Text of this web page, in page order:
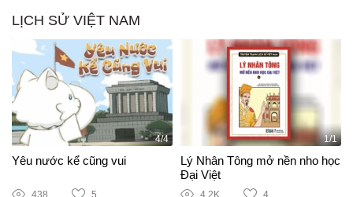
LỊCH SỬ VIỆT NAM
4/4
Yêu nước kể cũng vui
438 5
1/1
Lý Nhân Tông mở nền nho học
Đại Việt
4.2K 4